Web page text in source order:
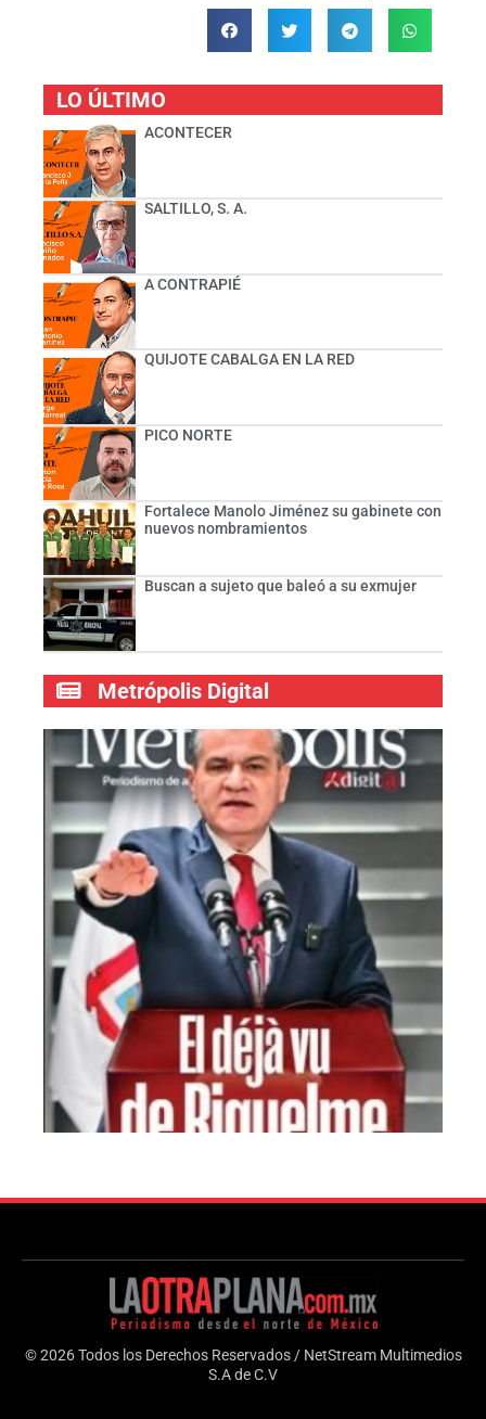
LO ÚLTIMO
ACONTECER
SALTILLO, S. A.
A CONTRAPIÉ
QUIJOTE CABALGA EN LA RED
PICO NORTE
Fortalece Manolo Jiménez su gabinete con
nuevos nombramientos
Buscan a sujeto que baleó a su exmujer
Metrópolis Digital
© 2026 Todos los Derechos Reservados / NetStream Multimedios
S.A de C.V